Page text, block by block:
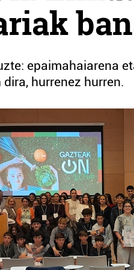
epaimahaiarena
hurrenez hurren.